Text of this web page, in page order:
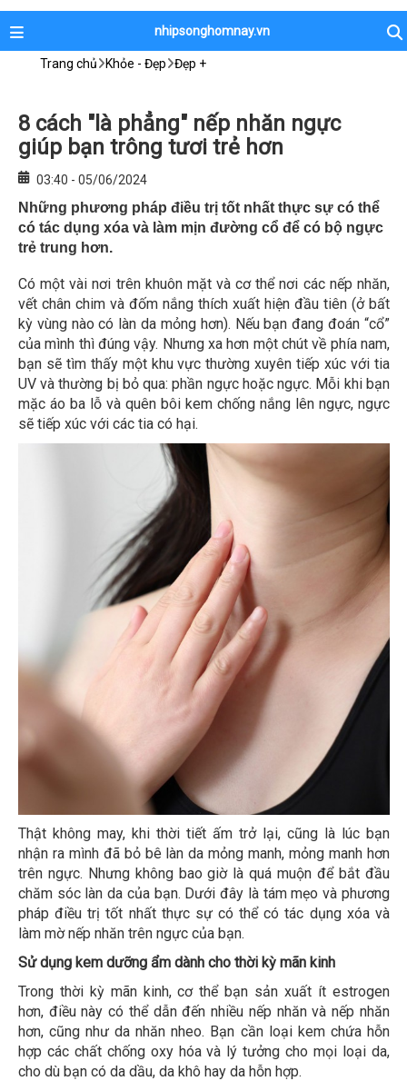
nhipsonghomnay.vn
Trang chủ Khỏe - Đẹp Đẹp +
8 cách "là phẳng" nếp nhăn ngực
giúp bạn trông tươi trẻ hơn
03:40 - 05/06/2024
Những phương pháp điều trị tốt nhất thực sự có thể
có tác dụng xóa và làm mịn đường cổ để có bộ ngực
trẻ trung hơn.
Có một vài nơi trên khuôn mặt và cơ thể nơi các nếp nhăn,
vết chân chim và đốm nắng thích xuất hiện đầu tiên (ở bất
kỳ vùng nào có làn da mỏng hơn). Nếu bạn đang đoán “cổ”
của mình thì đúng vậy. Nhưng xa hơn một chút về phía nam,
bạn sẽ tìm thấy một khu vực thường xuyên tiếp xúc với tia
UV và thường bị bỏ qua: phần ngực hoặc ngực. Mỗi khi bạn
mặc áo ba lỗ và quên bôi kem chống nắng lên ngực, ngực
sẽ tiếp xúc với các tia có hại.
Thật không may, khi thời tiết ấm trở lại, cũng là lúc bạn
nhận ra mình đã bỏ bê làn da mỏng manh, mỏng manh hơn
trên ngực. Nhưng không bao giờ là quá muộn để bắt đầu
chăm sóc làn da của bạn. Dưới đây là tám mẹo và phương
pháp điều trị tốt nhất thực sự có thể có tác dụng xóa và
làm mờ nếp nhăn trên ngực của bạn.
Sử dụng kem dưỡng ẩm dành cho thời kỳ mãn kinh
Trong thời kỳ mãn kinh, cơ thể bạn sản xuất ít estrogen
hơn, điều này có thể dẫn đến nhiều nếp nhăn và nếp nhăn
hơn, cũng như da nhăn nheo. Bạn cần loại kem chứa hỗn
hợp các chất chống oxy hóa và lý tưởng cho mọi loại da,
cho dù bạn có da dầu, da khô hay da hỗn hợp.